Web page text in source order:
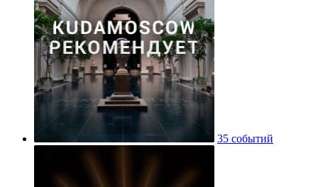
35 событий